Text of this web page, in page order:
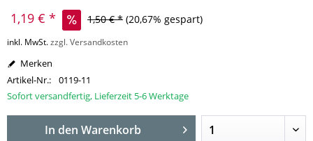
1,19 € * 1,50 € * (20,67% gespart)
inkl. MwSt.zzgl. Versandkosten
Merken
Artikel-Nr.:
0119-11
Sofort versandfertig, Lieferzeit 5-6 Werktage
In den Warenkorb